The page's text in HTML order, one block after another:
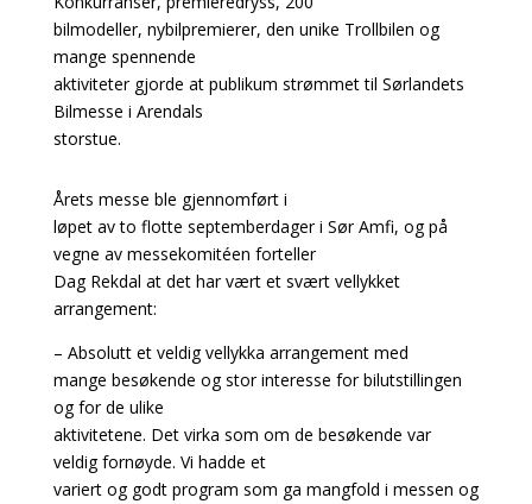
bilmodeller, nybilpremierer, den unike Trollbilen og
mange spennende
aktiviteter gjorde at publikum strømmet til Sørlandets
Bilmesse i Arendals
storstue.
Årets messe ble gjennomført i
løpet av to flotte septemberdager i Sør Amfi, og på
vegne av messekomitéen forteller
Dag Rekdal at det har vært et svært vellykket
arrangement:
– Absolutt et veldig vellykka arrangement med
mange besøkende og stor interesse for bilutstillingen
og for de ulike
aktivitetene. Det virka som om de besøkende var
veldig fornøyde. Vi hadde et
variert og godt program som ga mangfold i messen og